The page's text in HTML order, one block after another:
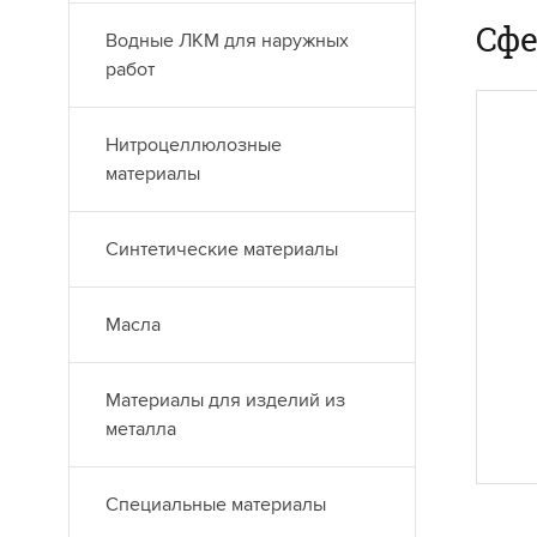
Водные ЛКМ для наружных
работ
Нитроцеллюлозные
материалы
Синтетические материалы
Масла
Материалы для изделий из
металла
Специальные материалы